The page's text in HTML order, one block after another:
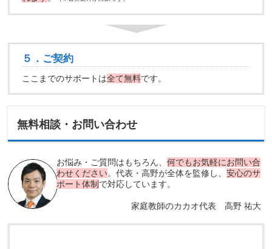
５．ご契約
ここまでのサポートは全て無料です。
無料相談・お問い合わせ
お悩み・ご質問はもちろん、何でもお気軽にお問い合
わせください。代表・高野が全体を監修し、安心のサ
ポート体制 で対応しています。
家庭教師のカカオ代表 高野 祐大